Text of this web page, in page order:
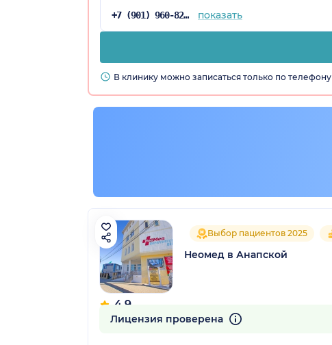
+7 (901) 960-82-17 показать
В клинику можно записаться только по телефону
4.9
215 отзывов
Выбор пациентов 2025
Неомед в Анапской
Лицензия проверена